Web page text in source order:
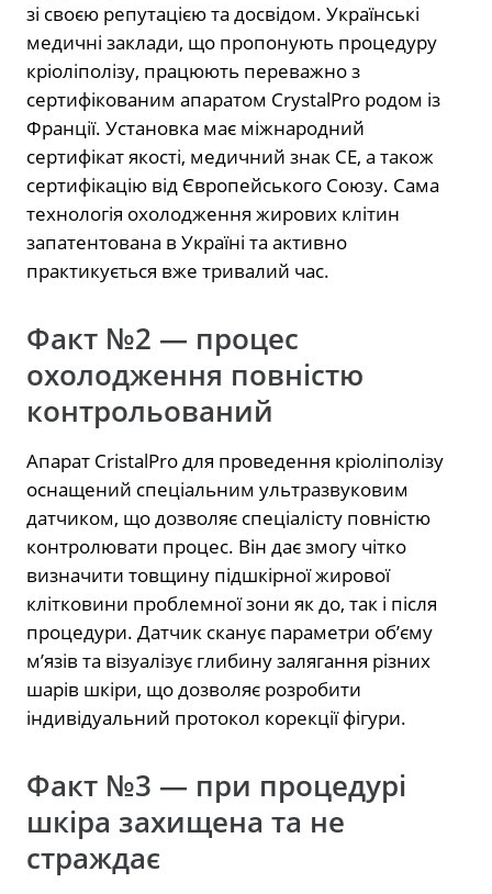
зі своєю репутацією та досвідом. Українські
медичні заклади, що пропонують процедуру
кріоліполізу, працюють переважно з
сертифікованим апаратом CrystalPro родом із
Франції. Установка має міжнародний
сертифікат якості, медичний знак СЕ, а також
сертифікацію від Європейського Союзу. Сама
технологія охолодження жирових клітин
запатентована в Україні та активно
практикується вже тривалий час.
Факт №2 — процес
охолодження повністю
контрольований
Апарат CristalPro для проведення кріоліполізу
оснащений спеціальним ультразвуковим
датчиком, що дозволяє спеціалісту повністю
контролювати процес. Він дає змогу чітко
визначити товщину підшкірної жирової
клітковини проблемної зони як до, так і після
процедури. Датчик сканує параметри обʼєму
мʼязів та візуалізує глибину залягання різних
шарів шкіри, що дозволяє розробити
індивідуальний протокол корекції фігури.
Факт №3 — при процедурі
шкіра захищена та не
страждає